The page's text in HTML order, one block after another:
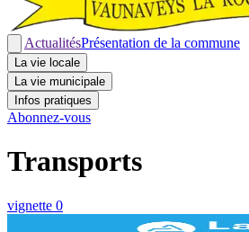
ActualitésPrésentation de la commune
La vie locale
La vie municipale
Infos pratiques
Abonnez-vous
Transports
vignette 0